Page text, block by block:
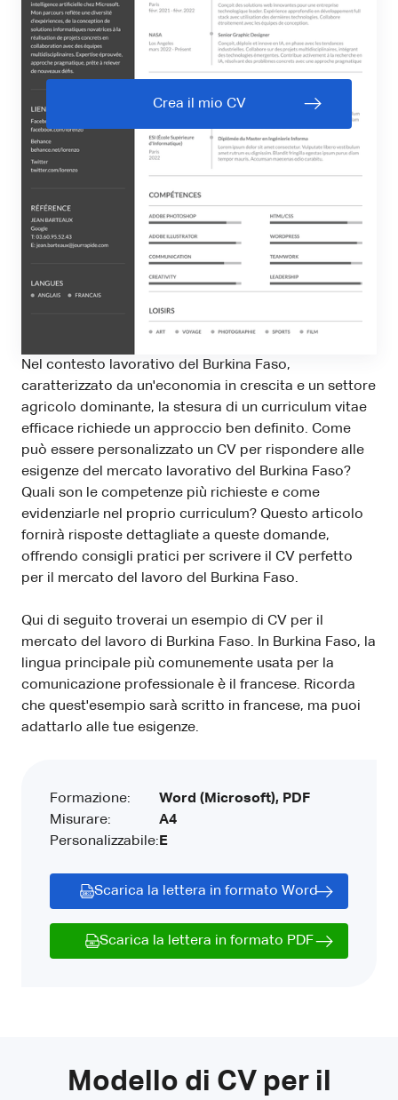
Crea il mio CV
Nel contesto lavorativo del Burkina Faso,
caratterizzato da un'economia in crescita e un settore
agricolo dominante, la stesura di un curriculum vitae
efficace richiede un approccio ben definito. Come
può essere personalizzato un CV per rispondere alle
esigenze del mercato lavorativo del Burkina Faso?
Quali son le competenze più richieste e come
evidenziarle nel proprio curriculum? Questo articolo
fornirà risposte dettagliate a queste domande,
offrendo consigli pratici per scrivere il CV perfetto
per il mercato del lavoro del Burkina Faso.
Qui di seguito troverai un esempio di CV per il
mercato del lavoro di Burkina Faso. In Burkina Faso, la
lingua principale più comunemente usata per la
comunicazione professionale è il francese. Ricorda
che quest'esempio sarà scritto in francese, ma puoi
adattarlo alle tue esigenze.
Formazione:
Misurare:
Personalizzabile:
Word (Microsoft), PDF
A4
E
Scarica la lettera in formato Word
Scarica la lettera in formato PDF
Modello di CV per il